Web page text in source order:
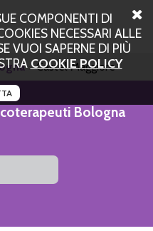
COMPONENTI DI
NECESSARI ALLE
VUOI SAPERNE DI PIÙ
COOKIE POLICY
Castel Maggiore
Bologna